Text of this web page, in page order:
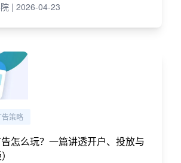
| 2026-04-23
告策略
怎么玩？一篇讲透开户、投放与